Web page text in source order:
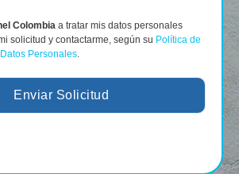
Colombia a tratar mis datos personales
solicitud y contactarme, según su Política de
Personales
Enviar Solicitud